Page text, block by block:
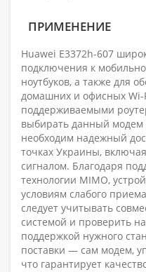
ПРИМЕНЕНИЕ
Huawei E3372h-607
подключения к
ноутбуков, а также для
домашних и офисных Wi-
поддерживаемыми
выбирать данный модем
необходим надежный
точках Украины,
сигналом. Благодаря
технологии MIMO,
условиям слабого
следует учитывать
системой и проверить
поддержкой нужного
поставки — сам модем,
что гарантирует